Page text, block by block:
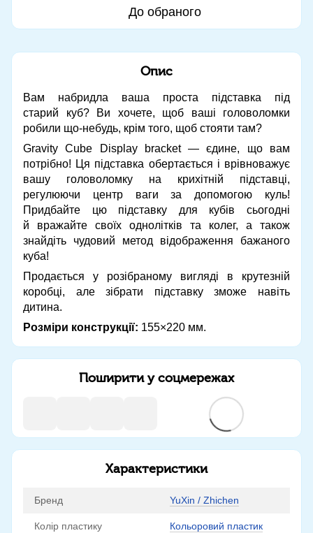
До обраного
Опис
Вам набридла ваша проста підставка під
старий куб? Ви хочете, щоб ваші головоломки
робили що-небудь, крім того, щоб стояти там?
Gravity Cube Display bracket — єдине, що вам
потрібно! Ця підставка обертається і врівноважує
вашу головоломку на крихітній підставці,
регулюючи центр ваги за допомогою куль!
Придбайте цю підставку для кубів сьогодні
й вражайте своїх однолітків та колег, а також
знайдіть чудовий метод відображення бажаного
куба!
Продається у розібраному вигляді в крутезній
коробці, але зібрати підставку зможе навіть
дитина.
Розміри конструкції: 155×220 мм.
Поширити у соцмережах
Характеристики
Бренд YuXin / Zhichen
Колір пластику Кольоровий пластик